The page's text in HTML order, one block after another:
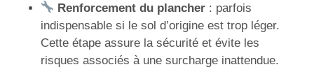
Renforcement du plancher : parfois
indispensable si le sol d’origine est trop léger.
Cette étape assure la sécurité et évite les
risques associés à une surcharge inattendue.